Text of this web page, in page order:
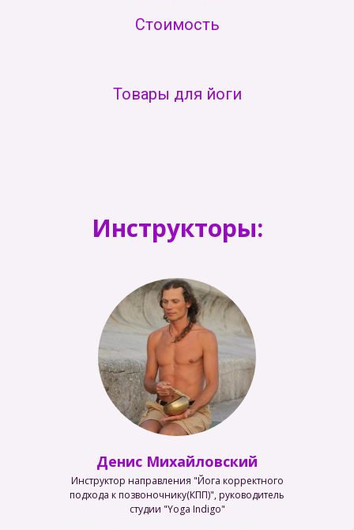
Стоимость
Товары для йоги
Инструкторы:
Денис Михайловский
Инструктор направления "Йога корректного
подхода к позвоночнику(КПП)", руководитель
студии "Yoga Indigo"